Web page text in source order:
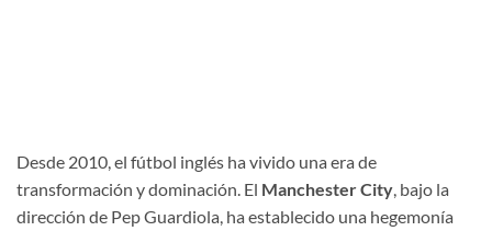
Desde 2010, el fútbol inglés ha vivido una era de
transformación y dominación. El Manchester City, bajo la
dirección de Pep Guardiola, ha establecido una hegemonía